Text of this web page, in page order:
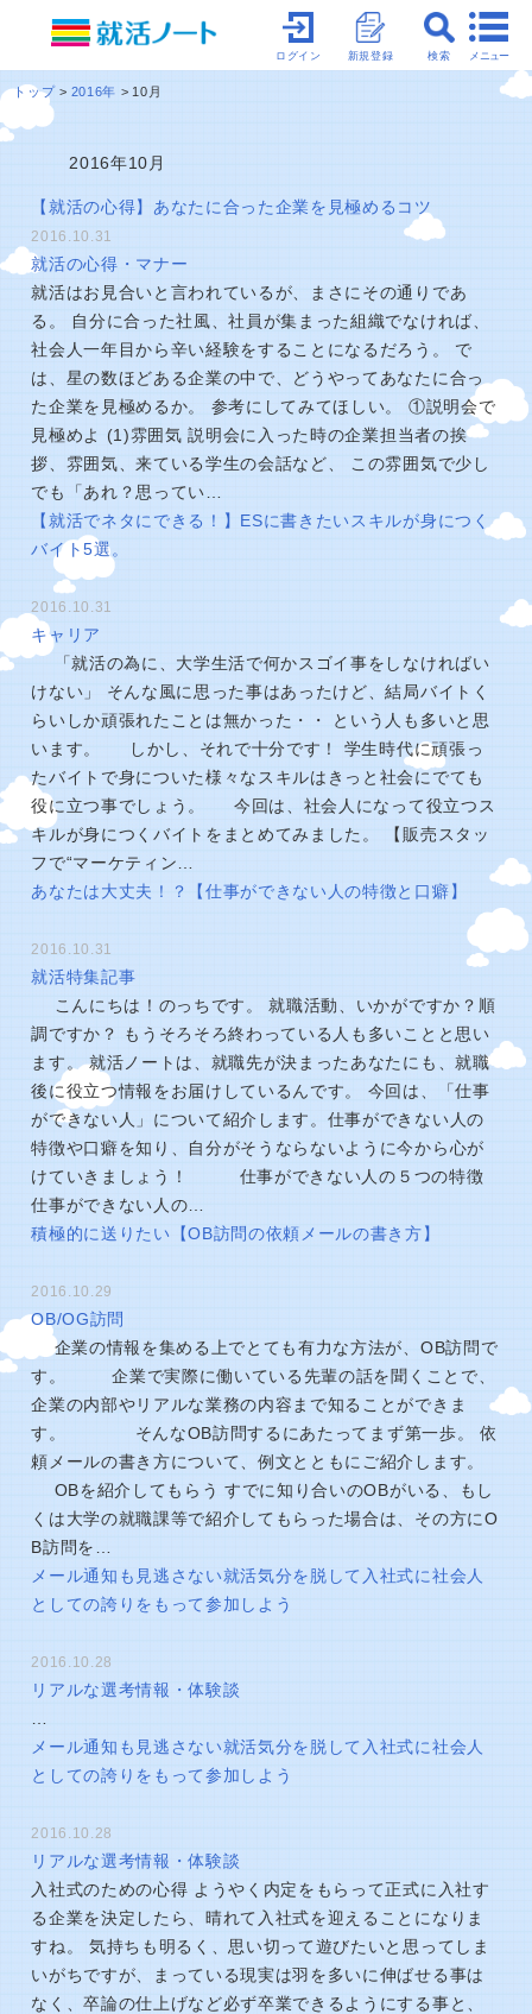
メニュー
検索
新規登録
ログイン
トップ 2016年 10月
2016年10月
【就活の心得】あなたに合った企業を見極めるコツ
2016.10.31
就活の心得・マナー
就活はお見合いと言われているが、まさにその通りであ
る。 自分に合った社風、社員が集まった組織でなければ、
社会人一年目から辛い経験をすることになるだろう。 で
は、星の数ほどある企業の中で、どうやってあなたに合っ
た企業を見極めるか。 参考にしてみてほしい。 ①説明会で
見極めよ (1)雰囲気 説明会に入った時の企業担当者の挨
拶、雰囲気、来ている学生の会話など、 この雰囲気で少し
でも「あれ？思ってい…
【就活でネタにできる！】ESに書きたいスキルが身につく
バイト5選。
2016.10.31
キャリア
「就活の為に、大学生活で何かスゴイ事をしなければい
けない」 そんな風に思った事はあったけど、結局バイトく
らいしか頑張れたことは無かった・・ という人も多いと思
います。 しかし、それで十分です！ 学生時代に頑張っ
たバイトで身についた様々なスキルはきっと社会にでても
役に立つ事でしょう。 今回は、社会人になって役立つス
キルが身につくバイトをまとめてみました。 【販売スタッ
フで“マーケティン…
あなたは大丈夫！？【仕事ができない人の特徴と口癖】
2016.10.31
就活特集記事
こんにちは！のっちです。 就職活動、いかがですか？順
調ですか？ もうそろそろ終わっている人も多いことと思い
ます。 就活ノートは、就職先が決まったあなたにも、就職
後に役立つ情報をお届けしているんです。 今回は、「仕事
ができない人」について紹介します。仕事ができない人の
特徴や口癖を知り、自分がそうならないように今から心が
けていきましょう！ 仕事ができない人の５つの特徴
仕事ができない人の…
積極的に送りたい【OB訪問の依頼メールの書き方】
2016.10.29
OB/OG訪問
企業の情報を集める上でとても有力な方法が、OB訪問で
す。 企業で実際に働いている先輩の話を聞くことで、
企業の内部やリアルな業務の内容まで知ることができま
す。 そんなOB訪問するにあたってまず第一歩。 依
頼メールの書き方について、例文とともにご紹介します。
OBを紹介してもらう すでに知り合いのOBがいる、もし
くは大学の就職課等で紹介してもらった場合は、その方にO
B訪問を…
メール通知も見逃さない就活気分を脱して入社式に社会人
としての誇りをもって参加しよう
2016.10.28
リアルな選考情報・体験談
…
メール通知も見逃さない就活気分を脱して入社式に社会人
としての誇りをもって参加しよう
2016.10.28
リアルな選考情報・体験談
入社式のための心得 ようやく内定をもらって正式に入社す
る企業を決定したら、晴れて入社式を迎えることになりま
すね。 気持ちも明るく、思い切って遊びたいと思ってしま
いがちですが、まっている現実は羽を多いに伸ばせる事は
なく、卒論の仕上げなど必ず卒業できるようにする事と、